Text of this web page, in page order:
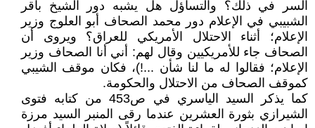
السر في ذلك؟ والتساؤل هل يشبه دور الشيخ باقر
الشبيبي في الإعلام دور محمد الصحاف أبو العلوج وزير
الإعلام؛ أثناء الاحتلال الأمريكي للعراق؟ ويروى أن
الصحاف جاء للأمريكيين وقال لهم: أني أنا الصحاف وزير
الإعلام؛ فقالوا له ما لنا شأن ...!)، فكان موقف الشيبي
كموقف الصحاف من الاحتلال والحكومة.
كما يذكر السيد الياسري في ص453 من كتابه فتوى
الشيرازي بثورة العشرين عندما رقى المنبر السيد مرزة